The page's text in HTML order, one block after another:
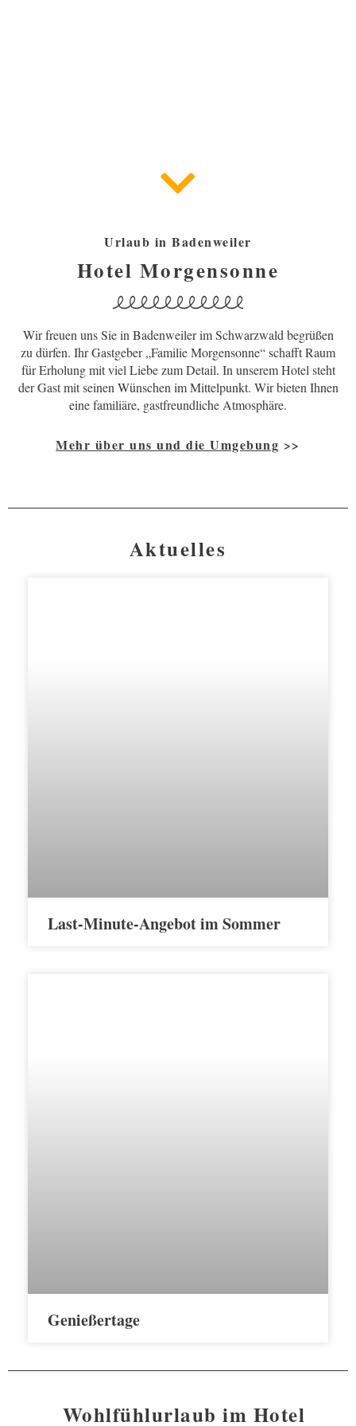
Urlaub in Badenweiler
Hotel Morgensonne
Wir freuen uns Sie in Badenweiler im Schwarzwald begrüßen
zu dürfen. Ihr Gastgeber „Familie Morgensonne“ schafft Raum
für Erholung mit viel Liebe zum Detail. In unserem Hotel steht
der Gast mit seinen Wünschen im Mittelpunkt. Wir bieten Ihnen
eine familiäre, gastfreundliche Atmosphäre.
Mehr über uns und die Umgebung >>
Aktuelles
Last-Minute-Angebot im Sommer
Genießertage
Wohlfühlurlaub im Hotel